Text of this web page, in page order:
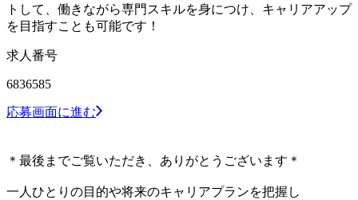
トして、働きながら専門スキルを身につけ、キャリアアップ
を目指すことも可能です！
求人番号
6836585
応募画面に進む
＊最後までご覧いただき、ありがとうございます＊
一人ひとりの目的や将来のキャリアプランを把握し